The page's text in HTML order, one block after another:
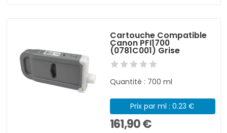
Cartouche Compatible
Canon PFI1700
(0781C001) Grise
Quantité : 700 ml
Prix par ml : 0.23 €
161,90 €